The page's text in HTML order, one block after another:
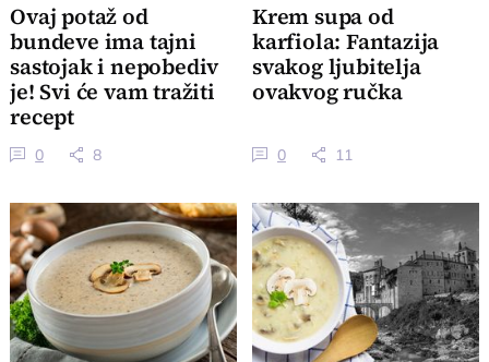
Ovaj potaž od
bundeve ima tajni
sastojak i nepobediv
je! Svi će vam tražiti
recept
0 8
Krem supa od
karfiola: Fantazija
svakog ljubitelja
ovakvog ručka
0 11